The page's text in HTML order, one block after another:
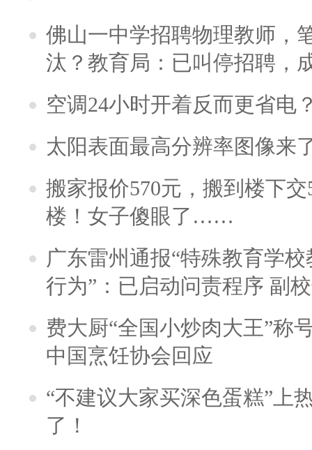
佛山一中学招聘物理教师，
汰？教育局：已叫停招聘，
空调24小时开着反而更省电
太阳表面最高分辨率图像来
搬家报价570元，搬到楼下
楼！女子傻眼了……
广东雷州通报“特殊教育学
行为”：已启动问责程序 副
费大厨“全国小炒肉大王”称
中国烹饪协会回应
“不建议大家买深色蛋糕”上
了！